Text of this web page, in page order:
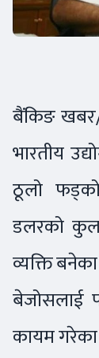
बैंकिङ खबर/
भारतीय
ठूलो
डलरको कुल
व्यक्ति
बेजोसलाई
कायम